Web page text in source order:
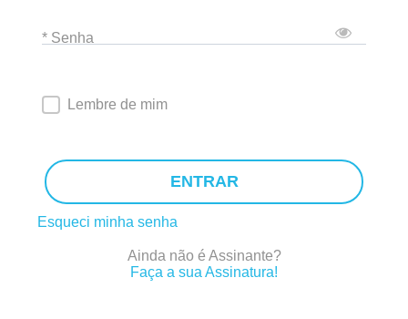
* Senha
Lembre de mim
ENTRAR
Esqueci minha senha
Ainda não é Assinante?
Faça a sua Assinatura!